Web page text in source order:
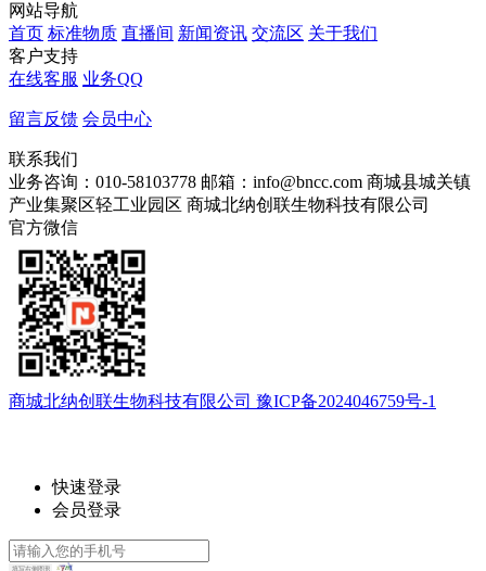
网站导航
首页 标准物质 直播间 新闻资讯 交流区 关于我们
客户支持
在线客服 业务QQ
留言反馈 会员中心
联系我们
业务咨询：010-58103778 邮箱：info@bncc.com 商城县城关镇
产业集聚区轻工业园区 商城北纳创联生物科技有限公司
官方微信
商城北纳创联生物科技有限公司 豫ICP备2024046759号-1
快速登录
会员登录